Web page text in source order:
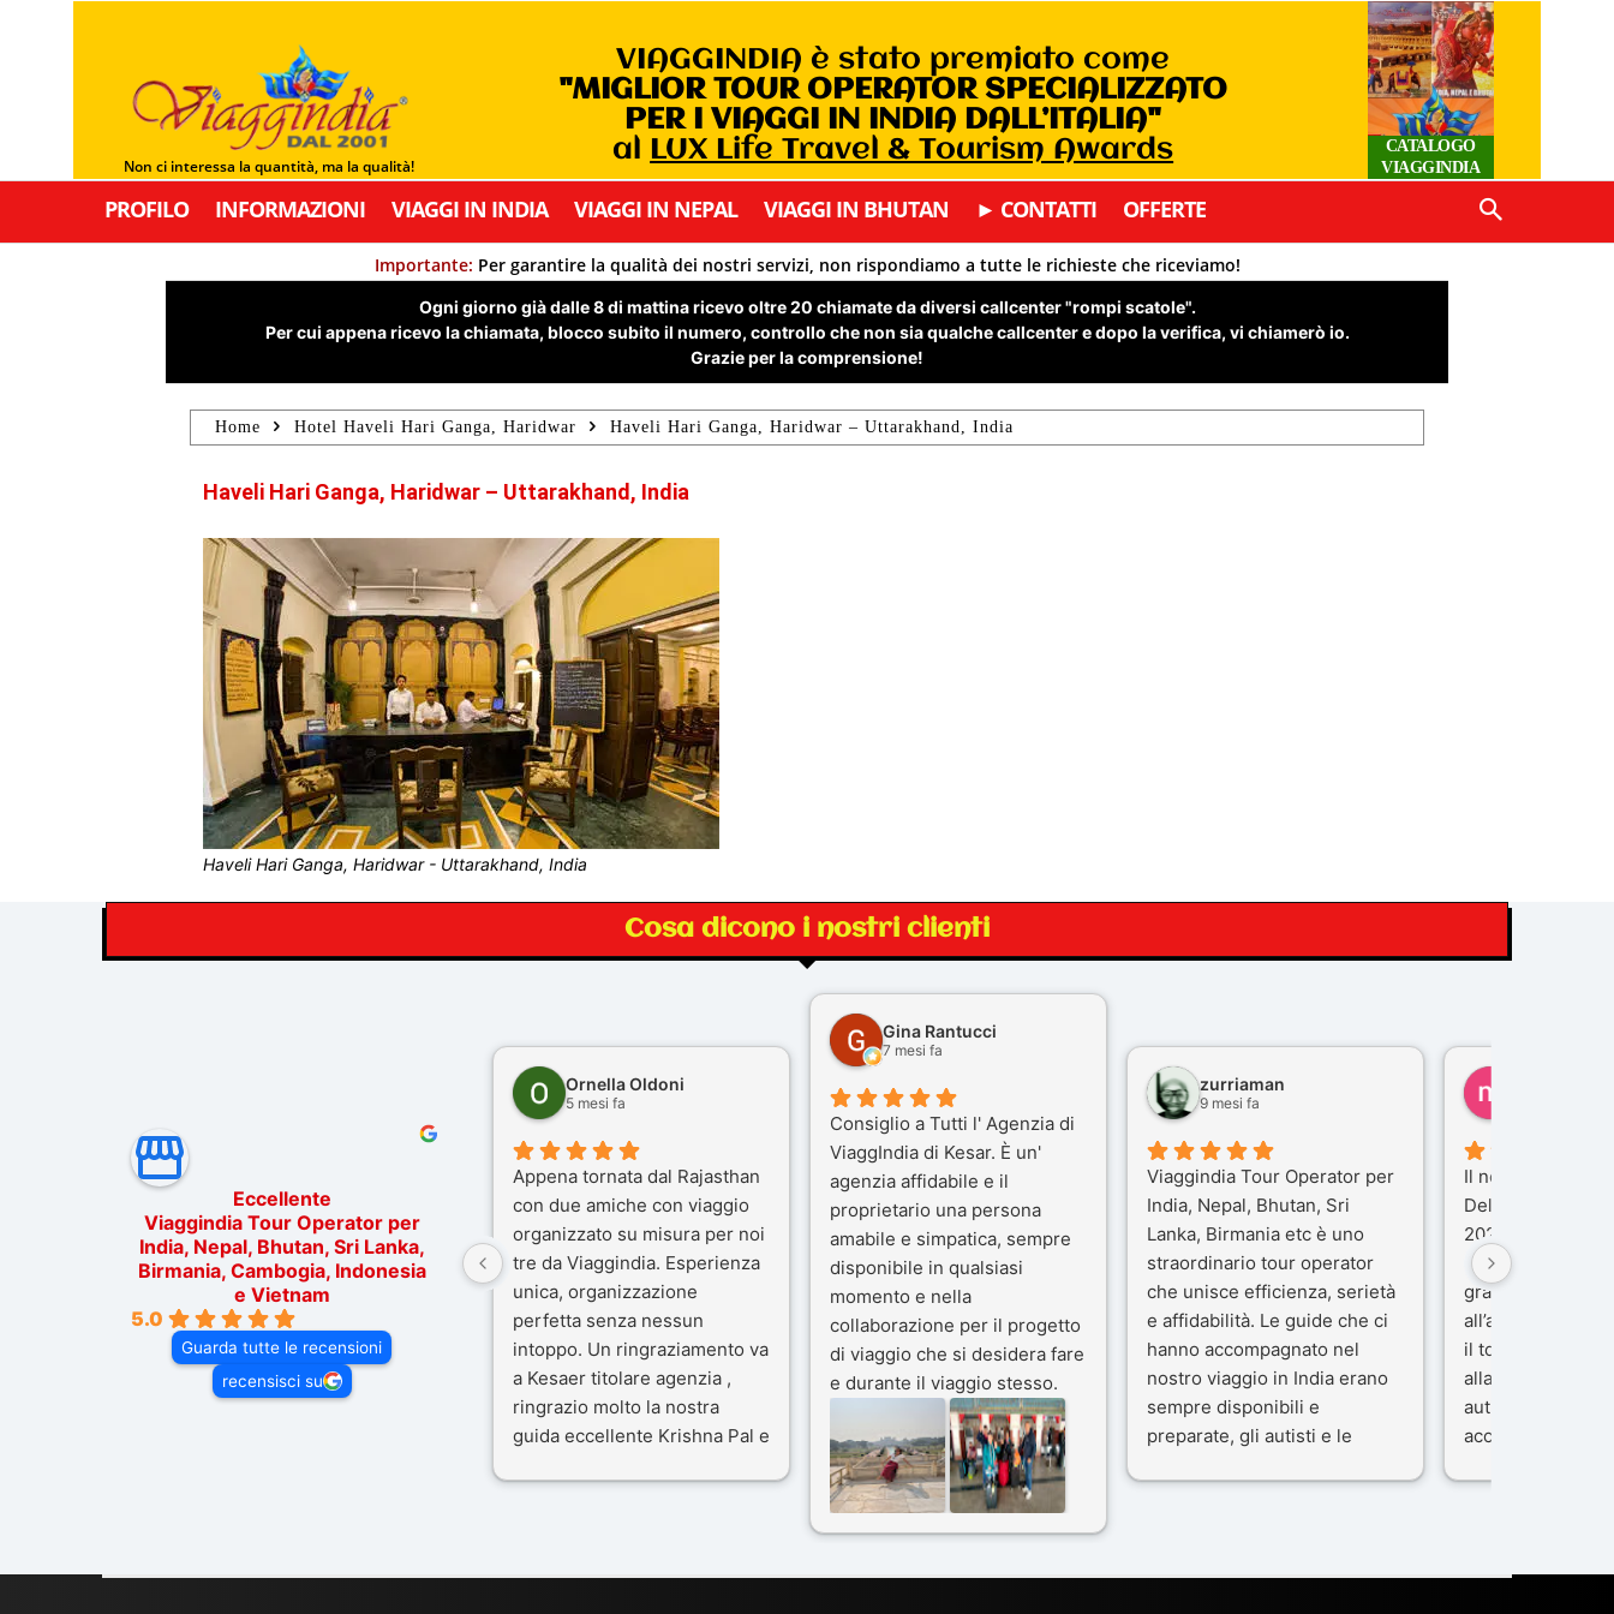
Non ci interessa la quantità, ma la qualità!
VIAGGINDIA è stato premiato come
"MIGLIOR TOUR OPERATOR SPECIALIZZATO
PER I VIAGGI IN INDIA DALL’ITALIA"
al LUX Life Travel & Tourism Awards
CATALOGO
VIAGGINDIA
PROFILO INFORMAZIONI VIAGGI IN INDIA VIAGGI IN NEPAL VIAGGI IN BHUTAN ► CONTATTI OFFERTE
Importante: Per garantire la qualità dei nostri servizi, non rispondiamo a tutte le richieste che riceviamo!
Ogni giorno già dalle 8 di mattina ricevo oltre 20 chiamate da diversi callcenter "rompi scatole".
Per cui appena ricevo la chiamata, blocco subito il numero, controllo che non sia qualche callcenter e dopo la verifica, vi chiamerò io.
Grazie per la comprensione!
Home Hotel Haveli Hari Ganga, Haridwar Haveli Hari Ganga, Haridwar – Uttarakhand, India
Haveli Hari Ganga, Haridwar – Uttarakhand, India
Haveli Hari Ganga, Haridwar - Uttarakhand, India
Cosa dicono i nostri clienti
Eccellente
Viaggindia Tour Operator per
India, Nepal, Bhutan, Sri Lanka,
Birmania, Cambogia, Indonesia
e Vietnam
5.0
Guarda tutte le recensioni
recensisci su
Ornella Oldoni
5 mesi fa
Appena tornata dal Rajasthan
con due amiche con viaggio
organizzato su misura per noi
tre da Viaggindia. Esperienza
unica, organizzazione
perfetta senza nessun
intoppo. Un ringraziamento va
a Kesaer titolare agenzia ,
ringrazio molto la nostra
guida eccellente Krishna Pal e
consiglio questa agenzia
Gina Rantucci
7 mesi fa
Consiglio a Tutti l' Agenzia di
ViaggIndia di Kesar. È un'
agenzia affidabile e il
proprietario una persona
amabile e simpatica, sempre
disponibile in qualsiasi
momento e nella
collaborazione per il progetto
di viaggio che si desidera fare
e durante il viaggio stesso.
Siamo stati 3 settimane in
India a novembre 2025, 5
amici e il viaggio alla scoperta
del Rajasthan e Varanasi è
ai servizi dell' Agenzia con
zurriaman
9 mesi fa
Viaggindia Tour Operator per
India, Nepal, Bhutan, Sri
Lanka, Birmania etc è uno
straordinario tour operator
che unisce efficienza, serietà
e affidabilità. Le guide che ci
hanno accompagnato nel
nostro viaggio in India erano
sempre disponibili e
preparate, gli autisti e le
livello e di grande
Il nostro viaggio
Delhi e Varanasi
2025), è stata
che porteremo
gran parte del
all’agenzia che
il tour con cura e
alla nostra guida
autista che ci
accompagnati
L’organizzazione